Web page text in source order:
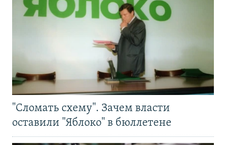
"Сломать схему". Зачем власти
оставили "Яблоко" в бюллетене